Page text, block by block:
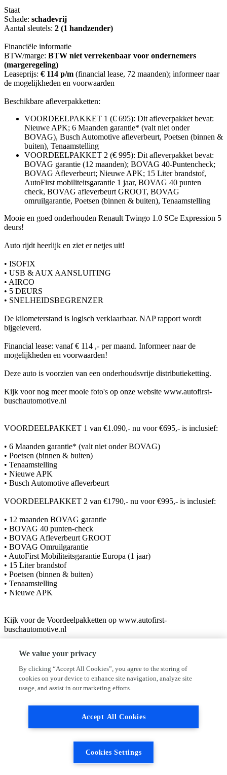
Staat
Schade: schadevrij
Aantal sleutels: 2 (1 handzender)
Financiële informatie
BTW/marge: BTW niet verrekenbaar voor ondernemers
(margeregeling)
Leaseprijs: € 114 p/m (financial lease, 72 maanden); informeer naar
de mogelijkheden en voorwaarden
Beschikbare afleverpakketten:
VOORDEELPAKKET 1 (€ 695): Dit afleverpakket bevat:
Nieuwe APK; 6 Maanden garantie* (valt niet onder
BOVAG), Busch Automotive afleverbeurt, Poetsen (binnen &
buiten), Tenaamstelling
VOORDEELPAKKET 2 (€ 995): Dit afleverpakket bevat:
BOVAG garantie (12 maanden); BOVAG 40-Puntencheck;
BOVAG Afleverbeurt; Nieuwe APK; 15 Liter brandstof,
AutoFirst mobiliteitsgarantie 1 jaar, BOVAG 40 punten
check, BOVAG afleverbeurt GROOT, BOVAG
omruilgarantie, Poetsen (binnen & buiten), Tenaamstelling
Mooie en goed onderhouden Renault Twingo 1.0 SCe Expression 5
deurs!
Auto rijdt heerlijk en ziet er netjes uit!
• ISOFIX
• USB & AUX AANSLUITING
• AIRCO
• 5 DEURS
• SNELHEIDSBEGRENZER
De kilometerstand is logisch verklaarbaar. NAP rapport wordt
bijgeleverd.
Financial lease: vanaf € 114 ,- per maand. Informeer naar de
mogelijkheden en voorwaarden!
Deze auto is voorzien van een onderhoudsvrije distributieketting.
Kijk voor nog meer mooie foto's op onze website www.autofirst-
buschautomotive.nl
VOORDEELPAKKET 1 van €1.090,- nu voor €695,- is inclusief:
• 6 Maanden garantie* (valt niet onder BOVAG)
• Poetsen (binnen & buiten)
• Tenaamstelling
• Nieuwe APK
• Busch Automotive afleverbeurt
VOORDEELPAKKET 2 van €1790,- nu voor €995,- is inclusief:
• 12 maanden BOVAG garantie
• BOVAG 40 punten-check
• BOVAG Afleverbeurt GROOT
• BOVAG Omruilgarantie
• AutoFirst Mobiliteitsgarantie Europa (1 jaar)
• 15 Liter brandstof
• Poetsen (binnen & buiten)
• Tenaamstelling
• Nieuwe APK
Kijk voor de Voordeelpakketten op www.autofirst-
buschautomotive.nl
Welkom bij Busch Automotive
Busch Automotive is een bedrijf met ruim 28 jaar ervaring binnen de
Autobranche. Door onze ervaring met in- en verkoop van nieuwe en
gebruikte auto's bij gerenommeerde merkendealers en
om perfecte kwaliteit te leveren tegen scherpe prijzen. Ervaar het
zelf en kom gerust eens een keer kennismaken.
We value your privacy
By clicking “Accept All Cookies”, you agree to the storing of
cookies on your device to enhance site navigation, analyze site
usage, and assist in our marketing efforts.
Accept All Cookies
Cookies Settings